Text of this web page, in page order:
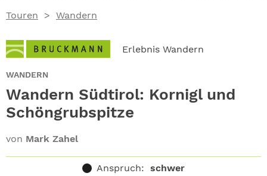
Touren Wandern
Erlebnis Wandern
WANDERN
Wandern Südtirol: Kornigl und
Schöngrubspitze
von Mark Zahel
Anspruch: schwer
ABO
GEWINNEN
NEWSLETTER